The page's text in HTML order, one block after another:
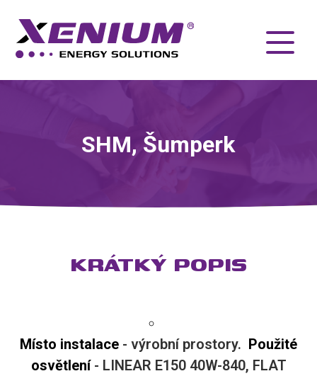
SHM, Šumperk
KRÁTKÝ POPIS
Místo instalace - výrobní prostory. Použité
osvětlení- LINEAR E150 40W-840, FLAT